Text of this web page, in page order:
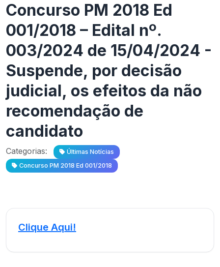
Concurso PM 2018 Ed
001/2018 – Edital nº.
003/2024 de 15/04/2024 -
Suspende, por decisão
judicial, os efeitos da não
recomendação de
candidato
Categorias:
Últimas Notícias
Concurso PM 2018 Ed 001/2018
Clique Aqui!